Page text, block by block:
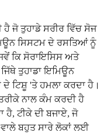
ਜੋ ਤੁਹਾਡੇ ਸਰੀਰ ਵਿੱਚ ਸੋਜ
ਸਿਸਟਮ ਦੇ ਰਸਤਿਆਂ ਨੂੰ
ਕਿ ਸੋਰਾਇਸਿਸ ਅਤੇ
ਤੁਹਾਡਾ ਇਮਿਊਨ
ਟਿਸ਼ੂ 'ਤੇ ਹਮਲਾ ਕਰਦਾ ਹੈ।
ਨਾਲ ਕੰਮ ਕਰਦੀ ਹੈ
ਟੀਕੇ ਦੀ ਬਜਾਏ, ਜੋ
ਬਹੁਤ ਸਾਰੇ ਲੋਕਾਂ ਲਈ